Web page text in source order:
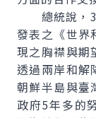
總統說，30
發表之《世界
現之胸襟與期
透過兩岸和解
朝鮮半島與臺
政府5年多的